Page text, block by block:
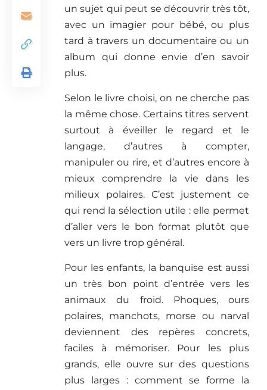
un sujet qui peut se découvrir très tôt,
avec un imagier pour bébé, ou plus
tard à travers un documentaire ou un
album qui donne envie d’en savoir
plus.
Selon le livre choisi, on ne cherche pas
la même chose. Certains titres servent
surtout à éveiller le regard et le
langage, d’autres à compter,
manipuler ou rire, et d’autres encore à
mieux comprendre la vie dans les
milieux polaires. C’est justement ce
qui rend la sélection utile : elle permet
d’aller vers le bon format plutôt que
vers un livre trop général.
Pour les enfants, la banquise est aussi
un très bon point d’entrée vers les
animaux du froid. Phoques, ours
polaires, manchots, morse ou narval
deviennent des repères concrets,
faciles à mémoriser. Pour les plus
grands, elle ouvre sur des questions
plus larges : comment se forme la